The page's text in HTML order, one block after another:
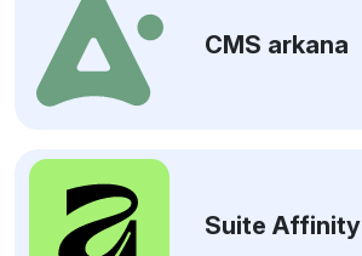
CMS arkana
Suite Affinity